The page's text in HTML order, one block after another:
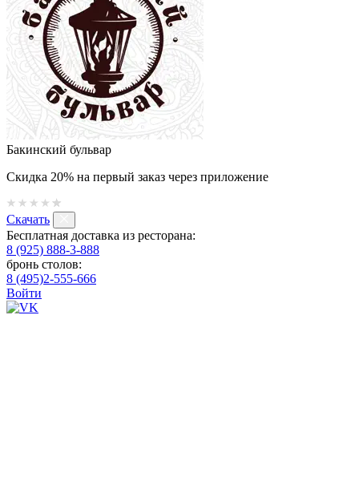
Бакинский бульвар
Скидка 20% на первый заказ через приложение
Скачать
Бесплатная доставка из ресторана:
8 (925) 888-3-888
бронь столов:
8 (495)2-555-666
Войти